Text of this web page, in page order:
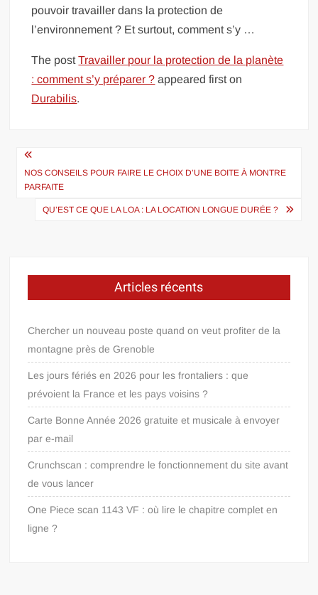
pouvoir travailler dans la protection de
l’environnement ? Et surtout, comment s’y …
The postTravailler pour la protection de la planète
: comment s’y préparer ? appeared first on
Durabilis.
Navigation
de
l’article
NOS CONSEILS POUR FAIRE LE CHOIX D’UNE BOITE À MONTRE
PARFAITE
QU’EST CE QUE LA LOA : LA LOCATION LONGUE DURÉE ?
Articles récents
Chercher un nouveau poste quand on veut profiter de la
montagne près de Grenoble
Les jours fériés en 2026 pour les frontaliers : que
prévoient la France et les pays voisins ?
Carte Bonne Année 2026 gratuite et musicale à envoyer
par e-mail
Crunchscan : comprendre le fonctionnement du site avant
de vous lancer
One Piece scan 1143 VF : où lire le chapitre complet en
ligne ?